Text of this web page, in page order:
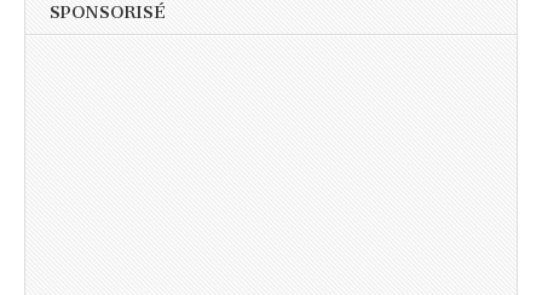
SPONSORISÉ